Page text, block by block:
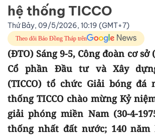
hệ thống TICCO
Thứ Bảy, 09/5/2026, 10:19 (GMT+7)
Theo dõi Báo Đồng Tháp trên
(ĐTO) Sáng 9-5, Công đoàn cơ sở
Cổ phần Đầu tư và Xây
(TICCO) tổ chức Giải bóng
thống TICCO chào mừng Kỷ
giải phóng miền Nam (30-4-
thống nhất đất nước; 140 năm